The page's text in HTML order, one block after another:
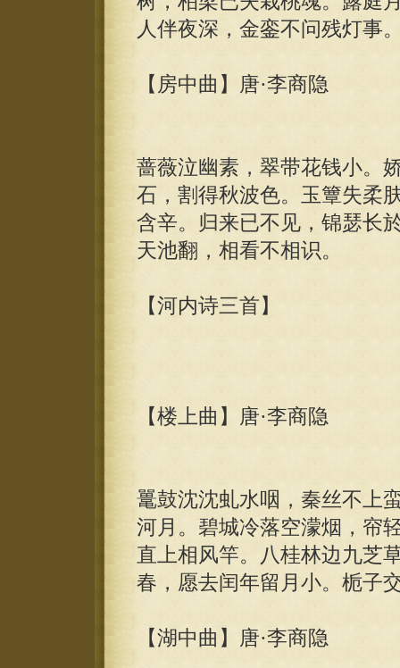
人伴夜深，金銮不问残灯事
【房中曲】唐·李商隐
蔷薇泣幽素，翠带花钱小。
石，割得秋波色。玉簟失柔
含辛。归来已不见，锦瑟长
天池翻，相看不相识。
【河内诗三首】
【楼上曲】唐·李商隐
鼍鼓沈沈虬水咽，秦丝不上
河月。碧城冷落空濛烟，帘
直上相风竿。八桂林边九芝
春，愿去闰年留月小。栀子
【湖中曲】唐·李商隐